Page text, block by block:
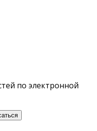
по электронной